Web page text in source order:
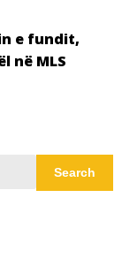
e fundit,
në MLS
Search